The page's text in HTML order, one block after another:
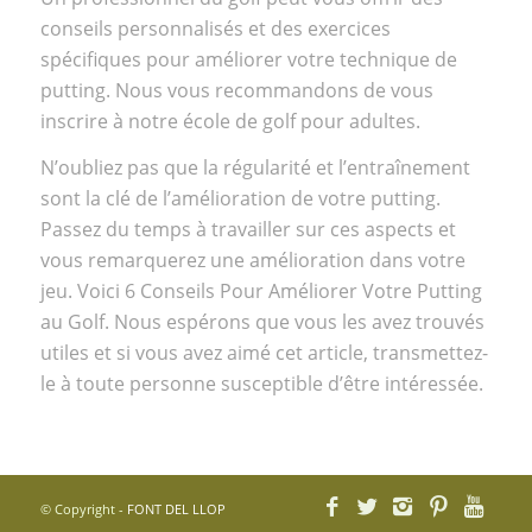
conseils personnalisés et des exercices
spécifiques pour améliorer votre technique de
putting. Nous vous recommandons de vous
inscrire à notre école de golf pour adultes.
N’oubliez pas que la régularité et l’entraînement
sont la clé de l’amélioration de votre putting.
Passez du temps à travailler sur ces aspects et
vous remarquerez une amélioration dans votre
jeu. Voici 6 Conseils Pour Améliorer Votre Putting
au Golf. Nous espérons que vous les avez trouvés
utiles et si vous avez aimé cet article, transmettez-
le à toute personne susceptible d’être intéressée.
© Copyright - FONT DEL LLOP